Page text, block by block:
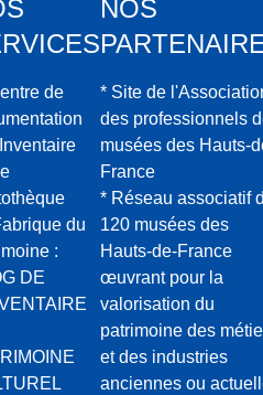
de
du
:
DE
NOS
* Site de
des professionnels
musées des Hauts-
France
* Réseau associatif
120 musées des
Hauts-de-France
œuvrant pour la
valorisation du
patrimoine des
et des industries
anciennes ou